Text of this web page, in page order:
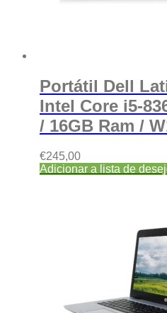
Portátil Dell
Intel Core i5-
/ 16GB Ram /
€245,00
Adicionar a lista de